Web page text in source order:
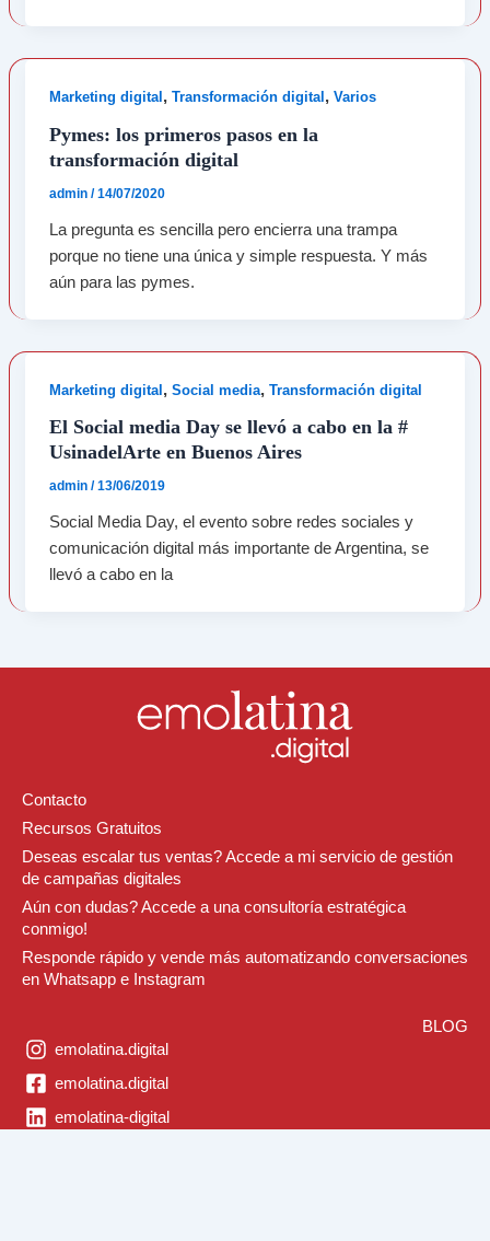
Marketing digital ,Transformación digital ,Varios
Pymes: los primeros pasos en la
transformación digital
admin/14/07/2020
La pregunta es sencilla pero encierra una trampa
porque no tiene una única y simple respuesta. Y más
aún para las pymes.
Marketing digital,Social media,Transformación digital
El Social media Day se llevó a cabo en la #
UsinadelArte en Buenos Aires
admin/13/06/2019
Social Media Day, el evento sobre redes sociales y
comunicación digital más importante de Argentina, se
llevó a cabo en la
Contacto
Recursos Gratuitos
Deseas escalar tus ventas? Accede a mi servicio de gestión
de campañas digitales
Aún con dudas? Accede a una consultoría estratégica
conmigo!
Responde rápido y vende más automatizando conversaciones
en Whatsapp e Instagram
BLOG
emolatina.digital
emolatina.digital
emolatina-digital